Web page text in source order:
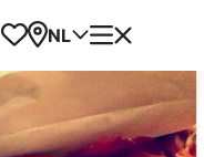
Favorieten
Kaart
NL Menu